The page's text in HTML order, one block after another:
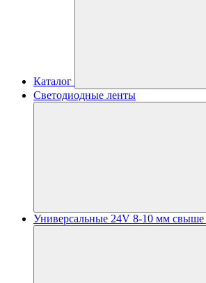
Каталог
Светодиодные ленты
Универсальные 24V 8-10 мм свыше